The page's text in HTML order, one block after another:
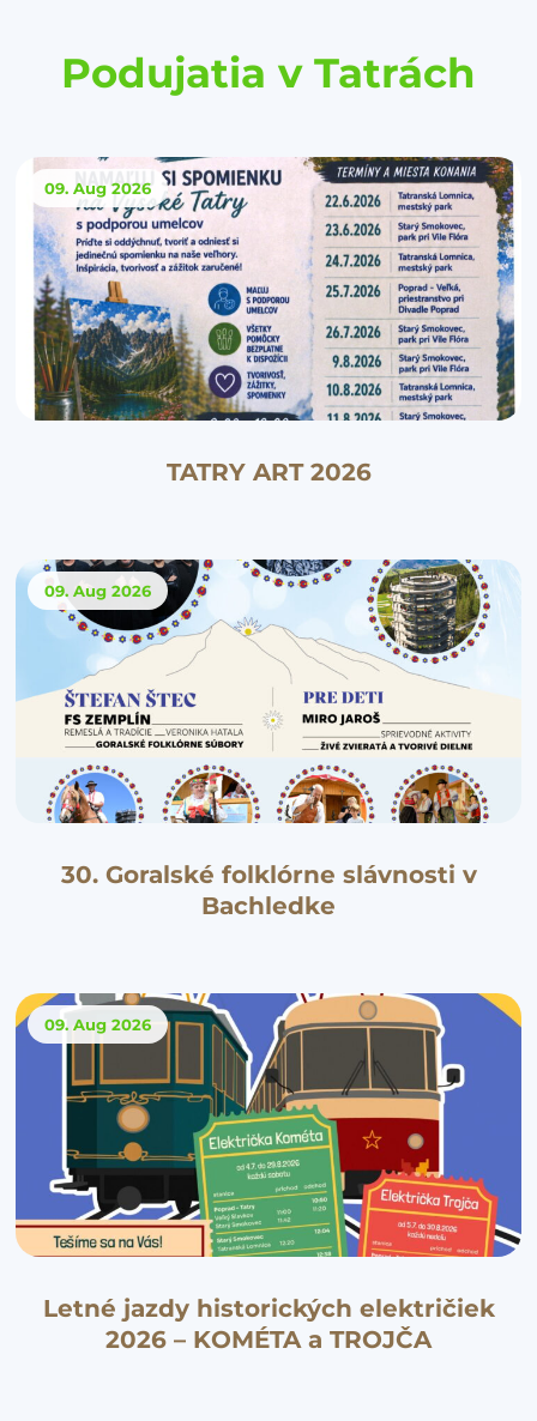
Podujatia v Tatrách
09. Aug 2026
TATRY ART 2026
09. Aug 2026
30. Goralské folklórne slávnosti v
Bachledke
09. Aug 2026
Letné jazdy historických električiek
2026 – KOMÉTA a TROJČA